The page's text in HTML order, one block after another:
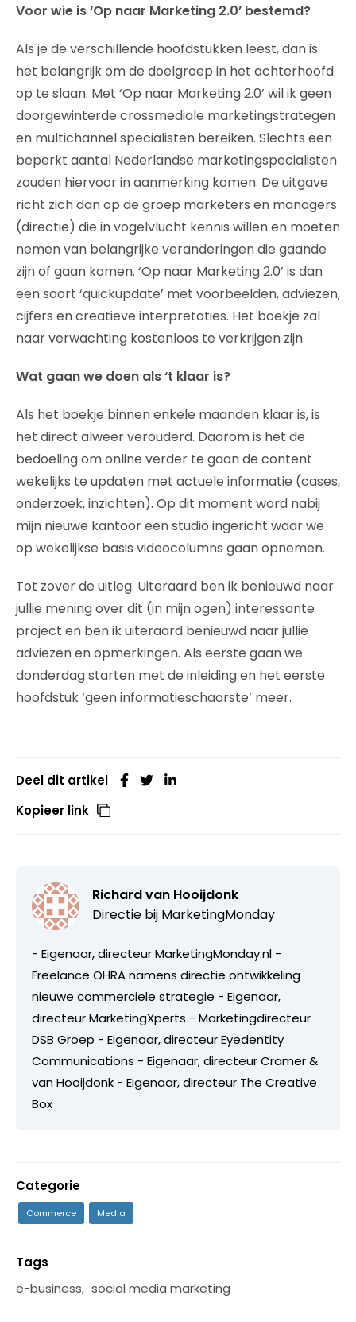
Voor wie is ‘Op naar Marketing 2.0’ bestemd?
Als je de verschillende hoofdstukken leest, dan is
het belangrijk om de doelgroep in het achterhoofd
op te slaan. Met ‘Op naar Marketing 2.0’ wil ik geen
doorgewinterde crossmediale marketingstrategen
en multichannel specialisten bereiken. Slechts een
beperkt aantal Nederlandse marketingspecialisten
zouden hiervoor in aanmerking komen. De uitgave
richt zich dan op de groep marketers en managers
(directie) die in vogelvlucht kennis willen en moeten
nemen van belangrijke veranderingen die gaande
zijn of gaan komen. ‘Op naar Marketing 2.0’ is dan
een soort ‘quickupdate’ met voorbeelden, adviezen,
cijfers en creatieve interpretaties. Het boekje zal
naar verwachting kostenloos te verkrijgen zijn.
Wat gaan we doen als ‘t klaar is?
Als het boekje binnen enkele maanden klaar is, is
het direct alweer verouderd. Daarom is het de
bedoeling om online verder te gaan de content
wekelijks te updaten met actuele informatie (cases,
onderzoek, inzichten). Op dit moment word nabij
mijn nieuwe kantoor een studio ingericht waar we
op wekelijkse basis videocolumns gaan opnemen.
Tot zover de uitleg. Uiteraard ben ik benieuwd naar
jullie mening over dit (in mijn ogen) interessante
project en ben ik uiteraard benieuwd naar jullie
adviezen en opmerkingen. Als eerste gaan we
donderdag starten met de inleiding en het eerste
hoofdstuk ‘geen informatieschaarste’ meer.
Deel dit artikel
Kopieer link
Richard van Hooijdonk
Directie bij MarketingMonday
- Eigenaar, directeur MarketingMonday.nl -
Freelance OHRA namens directie ontwikkeling
nieuwe commerciele strategie - Eigenaar,
directeur MarketingXperts - Marketingdirecteur
DSB Groep - Eigenaar, directeur Eyedentity
Communications - Eigenaar, directeur Cramer &
van Hooijdonk - Eigenaar, directeur The Creative
Box
Categorie
Commerce Media
Tags
e-business, social media marketing